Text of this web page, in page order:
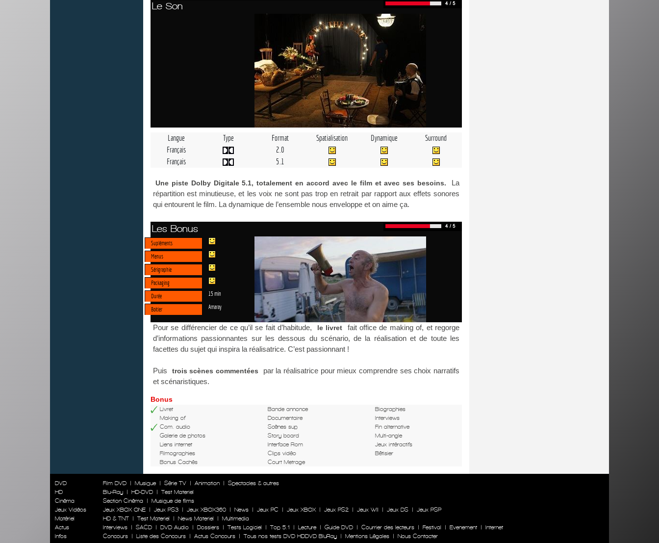
Le Son
Langue Type Format Spatialisation Dynamique
Surround
Français
2.0
Français
5.1
Une piste Dolby Digitale 5.1, totalement en accord avec le film et avec ses besoins.
La
répartition est minutieuse, et les voix ne sont pas trop en retrait par rapport aux effets sonores
qui entourent le film. La dynamique de l’ensemble nous enveloppe et on aime ça.
Les Bonus
Supléments
Menus
Sérigraphie
Packaging
Durée
15 min
Boitier Amaray
Pour se différencier de ce qu’il se fait d’habitude, le livret
fait office de making of, et regorge
d’informations passionnantes sur les dessous du scénario, de la réalisation et de toute les
facettes du sujet qui inspira la réalisatrice. C’est passionnant !
Puis trois scènes commentées
par la réalisatrice pour mieux comprendre ses choix narratifs
et scénaristiques.
Bonus
Livret Bande annonce
Biographies
Making of
Documentaire
Interviews
Com. audio
Scènes sup
Fin alternative
Galerie de photos
Story board
Multi-angle
Liens internet
Interface Rom
Jeux intéractifs
Filmographies
Clips vidéo
Bêtisier
Bonus Cachés
Court Metrage
DVD
HD
Cinéma
Jeux Vidéos
Matériel
Actus
Infos
Film DVD | Musique | Série TV | Animation |
Spectacles & autres
Blu-Ray
| HD-DVD |
Test Materiel
Section Cinéma
|
Musique de films
Jeux XBOX ONE
| Jeux PS3 | Jeux XBOX360 | News | Jeux PC | Jeux XBOX | Jeux PS2 | Jeux WII | Jeux DS |
Jeux PSP
HD & TNT
| Test Materiel | News Materiel |
Multimedia
Interviews
| SACD | DVD Audio | Dossiers | Tests Logiciel | Top 5.1 | Lecture | Guide DVD | Courrier des lecteurs | Festival | Evenement |
Internet
Concours
| Liste des Concours | Actus Concours | Tous nos tests DVD HDDVD BluRay | Mentions Légales |
Nous Contacter